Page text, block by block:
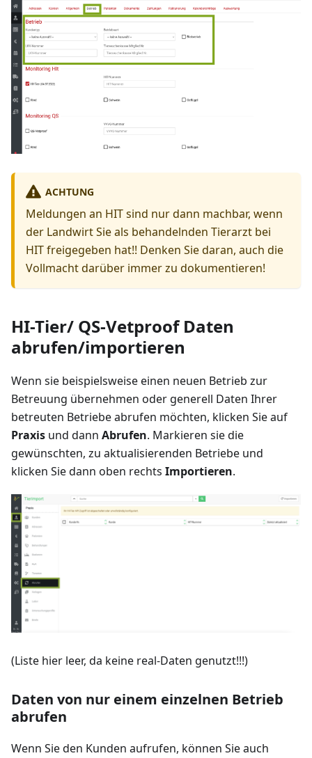
ACHTUNG
Meldungen an HIT sind nur dann machbar, wenn
der Landwirt Sie als behandelnden Tierarzt bei
HIT freigegeben hat!! Denken Sie daran, auch die
Vollmacht darüber immer zu dokumentieren!
HI-Tier/ QS-Vetproof Daten
abrufen/importieren
Wenn sie beispielsweise einen neuen Betrieb zur
Betreuung übernehmen oder generell Daten Ihrer
betreuten Betriebe abrufen möchten, klicken Sie auf
Praxis und dann Abrufen. Markieren sie die
gewünschten, zu aktualisierenden Betriebe und
klicken Sie dann oben rechts Importieren.
(Liste hier leer, da keine real-Daten genutzt!!!)
Daten von nur einem einzelnen Betrieb
abrufen
Wenn Sie den Kunden aufrufen, können Sie auch